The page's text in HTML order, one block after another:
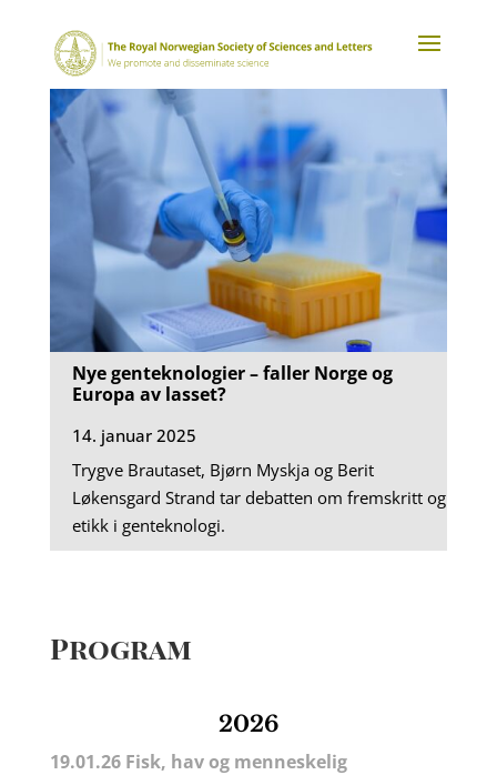
Nye genteknologier – faller Norge og
Europa av lasset?
14. januar 2025
Trygve Brautaset, Bjørn Myskja og Berit
Løkensgard Strand tar debatten om fremskritt og
etikk i genteknologi.
Program
2026
19.01.26 Fisk, hav og menneskelig